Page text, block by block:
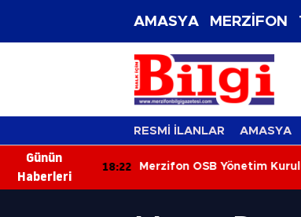
AMASYA MERZİFON
RESMİ İLANLAR AMASYA
Günün
Haberleri
18:22
Merzifon OSB Yönetim Kurulu